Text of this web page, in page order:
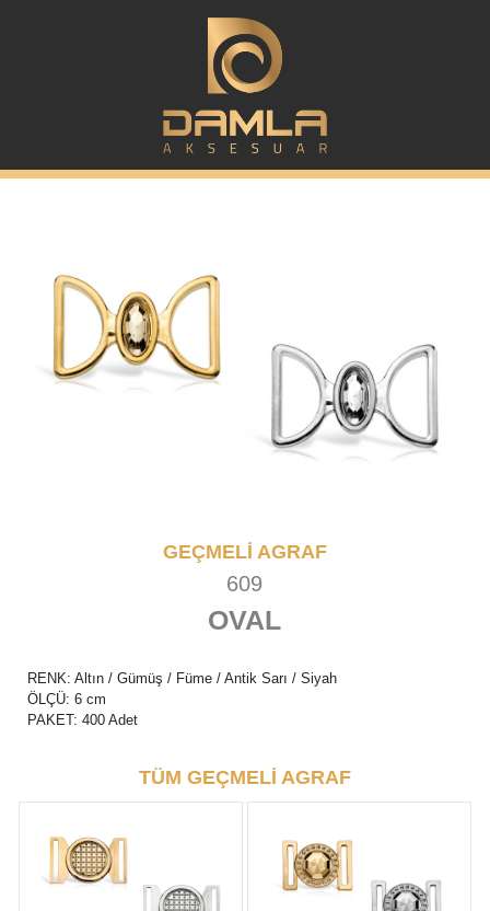
GEÇMELİ AGRAF
609
OVAL
RENK: Altın / Gümüş / Füme / Antik Sarı / Siyah
ÖLÇÜ: 6 cm
PAKET: 400 Adet
TÜM GEÇMELİ AGRAF